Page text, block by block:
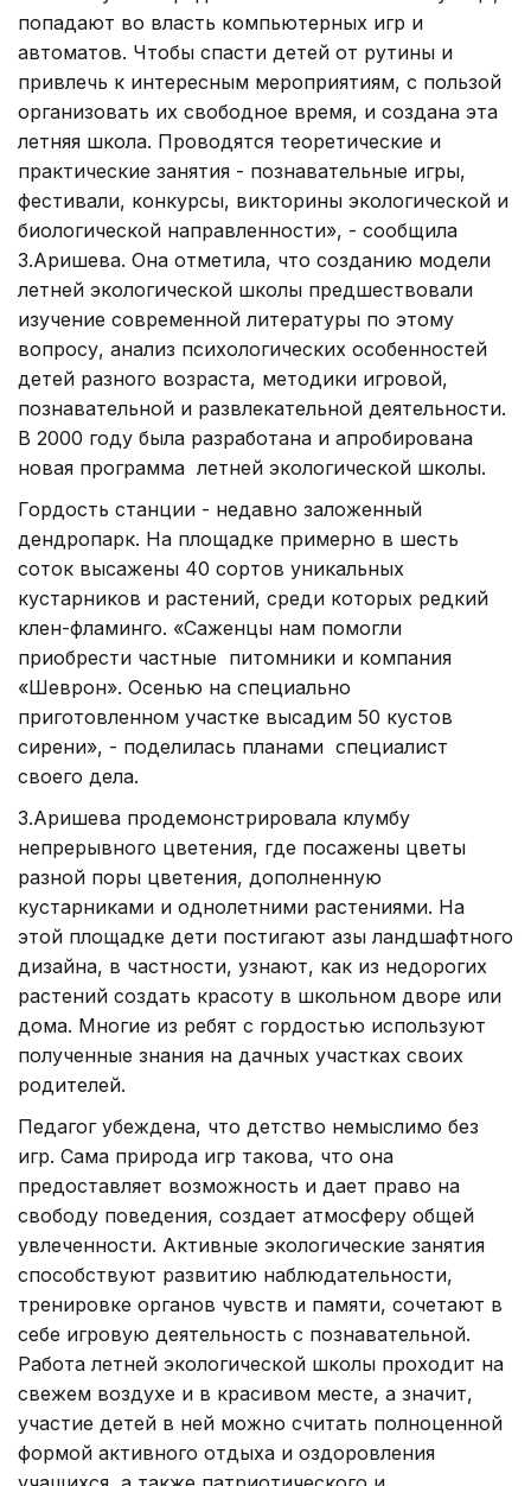
попадают во власть компьютерных игр и
автоматов. Чтобы спасти детей от рутины и
привлечь к интересным мероприятиям, с пользой
организовать их свободное время, и создана эта
летняя школа. Проводятся теоретические и
практические занятия - познавательные игры,
фестивали, конкурсы, викторины экологической и
биологической направленности», - сообщила
З.Аришева. Она отметила, что созданию модели
летней экологической школы предшествовали
изучение современной литературы по этому
вопросу, анализ психологических особенностей
детей разного возраста, методики игровой,
познавательной и развлекательной деятельности.
В 2000 году была разработана и апробирована
новая программа летней экологической школы.
Гордость станции - недавно заложенный
дендропарк. На площадке примерно в шесть
соток высажены 40 сортов уникальных
кустарников и растений, среди которых редкий
клен-фламинго. «Саженцы нам помогли
приобрести частные питомники и компания
«Шеврон». Осенью на специально
приготовленном участке высадим 50 кустов
сирени», - поделилась планами специалист
своего дела.
З.Аришева продемонстрировала клумбу
непрерывного цветения, где посажены цветы
разной поры цветения, дополненную
кустарниками и однолетними растениями. На
этой площадке дети постигают азы ландшафтного
дизайна, в частности, узнают, как из недорогих
растений создать красоту в школьном дворе или
дома. Многие из ребят с гордостью используют
полученные знания на дачных участках своих
родителей.
Педагог убеждена, что детство немыслимо без
игр. Сама природа игр такова, что она
предоставляет возможность и дает право на
свободу поведения, создает атмосферу общей
увлеченности. Активные экологические занятия
способствуют развитию наблюдательности,
тренировке органов чувств и памяти, сочетают в
себе игровую деятельность с познавательной.
Работа летней экологической школы проходит на
свежем воздухе и в красивом месте, а значит,
участие детей в ней можно считать полноценной
формой активного отдыха и оздоровления